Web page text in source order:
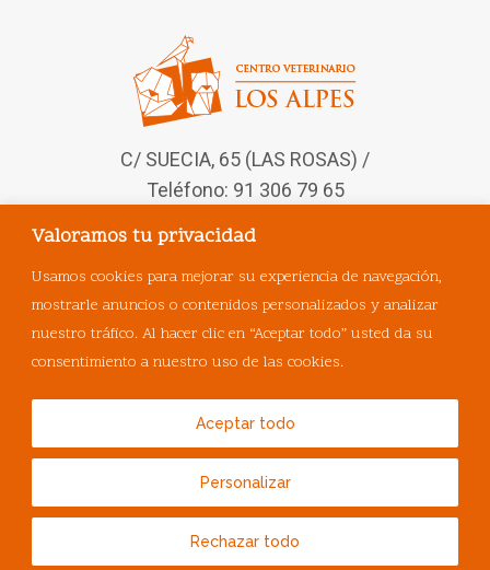
Valoramos tu privacidad
Usamos cookies para mejorar su experiencia de navegación,
mostrarle anuncios o contenidos personalizados y analizar
nuestro tráfico. Al hacer clic en “Aceptar todo” usted da su
consentimiento a nuestro uso de las cookies.
Personalizar
Rechazar todo
Aceptar todo
C/ SUECIA, 65 (LAS ROSAS) /
Teléfono: 91 306 79 65
Síguenos en nuestras redes
sociales
© CopyrightMasQueVets